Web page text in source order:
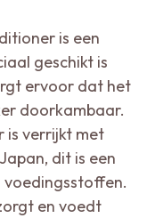
is een
geschikt is
ervoor dat het
doorkambaar.
is verrijkt met
dit is een
voedingsstoffen.
en voedt